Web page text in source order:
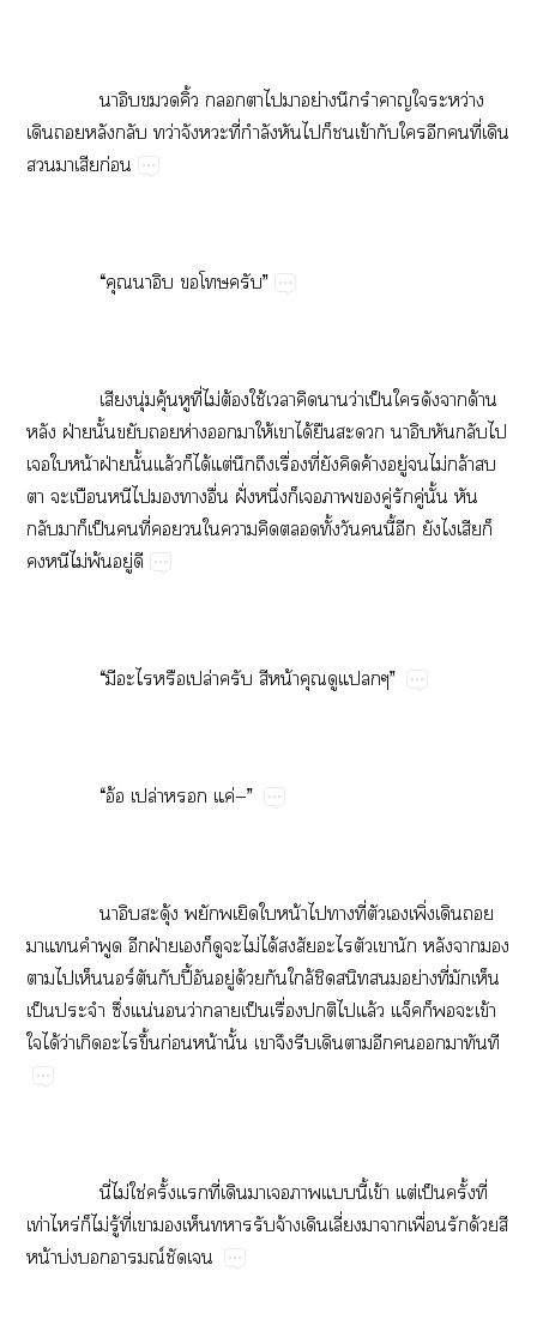
​ ​​ิ้​​​​​ย่​​​​ว่​
​​​​ว่​​ี่​ำ​​​​​ข้​​​​​ี่​​
​​​ก่
​ ​“​​​​​”
​ ​​ุ่​ุ้​​ี่​ไม่​ต้​ใช้​​​​ว่​ป็​​​​ด้​
​ฝ่​ั้​​​ห่​​​ให้​​ได้​​​​​​
​​น้​ฝ่​ั้​ล้​​ได้​ต่​​​ื่​ี่​​​ค้​ู่​​ไม่​ล้​​
​​​​​​​ื่​ฝั่​ึ่​​​​​ู่​​ู่​ั้​​
​​​ป็​​ี่​​​​​​​ั้​​​ี้​​​​​​
​​ไม่​พ้​ู่​
​ ​“​​​​ปล่​​​น้​​​”
​ ​“​อ้​ปล่​​ค่—”
​ ​ุ้​​​น้​​​ี่​​​ิ่​​​
​​​​​ฝ่​​​​​ไม่​ได้​​​​​​​​​
​​​ร์​​ปี้​​ู่​ด้​​ล้​​​​ย่​ี่​​​
ป็​​ึ่​น่​​ว่​​ป็​ื่​​​ล้​​​​ข้​
​ได้​ว่​​​ึ้​ก่​น้​ั้​​​​​​​​​​​
​ ​ี่​ไม่​ใช่​ั้​​ี่​​​​​​ี้​ข้​ต่​ป็​ั้​ี่​
ท่​ร่​ไม่​ู้​ี่​​​​​​จ้​​ี่​​​ื่​​ด้​​
น้​บ่​​ณ์​